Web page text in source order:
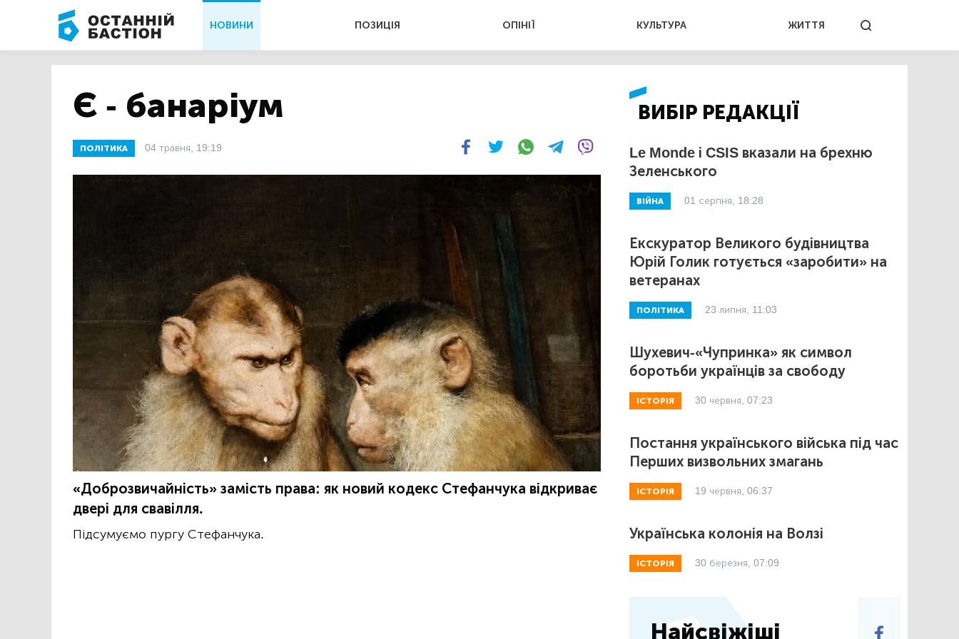
НОВИНИ ПОЗИЦІЯ ОПІНІЇ КУЛЬТУРА ЖИТТЯ
Є - банаріум
ПОЛІТИКА 04 травня, 19:19
«Доброзвичайність» замість права: як новий кодекс Стефанчука відкриває
двері для свавілля.
Підсумуємо пургу Стефанчука.
ВИБІР РЕДАКЦІЇ
Le Monde і CSIS вказали на брехню
Зеленського
ВІЙНА 01 серпня, 18:28
Екскуратор Великого будівництва
Юрій Голик готується «заробити» на
ветеранах
ПОЛІТИКА 23 липня, 11:03
Шухевич-«Чупринка» як символ
боротьби українців за свободу
ІСТОРІЯ 30 червня, 07:23
Постання українського війська під час
Перших визвольних змагань
ІСТОРІЯ 19 червня, 06:37
Українська колонія на Волзі
ІСТОРІЯ 30 березня, 07:09
Найсвіжіші